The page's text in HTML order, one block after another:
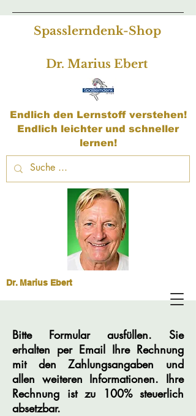
Spasslerndenk-Shop
Dr. Marius Ebert
Endlich den Lernstoff verstehen!
Endlich leichter und schneller
lernen!
Dr. Marius Ebert
Bitte Formular ausfüllen. Sie
erhalten per Email Ihre Rechnung
mit den Zahlungsangaben und
allen weiteren Informationen. Ihre
Rechnung ist zu 100% steuerlich
absetzbar.